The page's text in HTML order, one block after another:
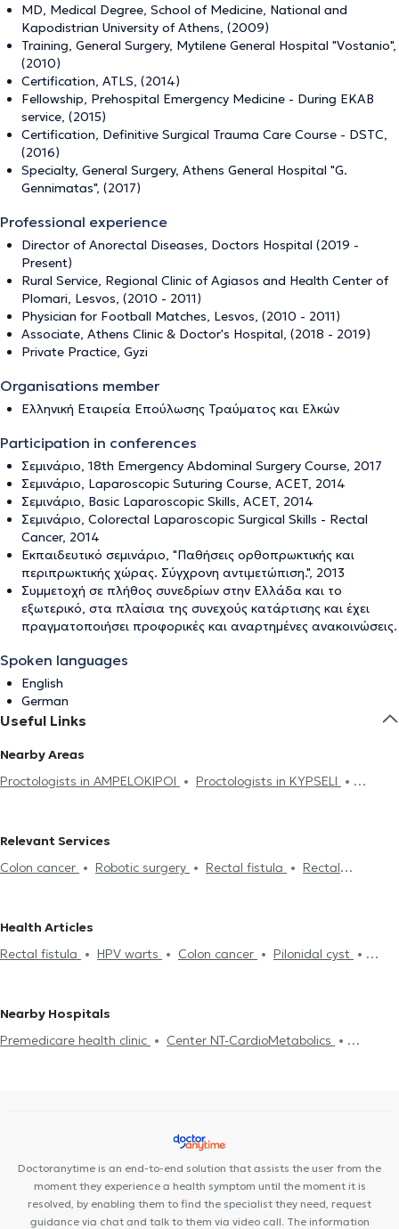
MD, Medical Degree, School of Medicine, National and
Kapodistrian University of Athens, (2009)
Training, General Surgery, Mytilene General Hospital "Vostanio",
(2010)
Certification, ATLS, (2014)
Fellowship, Prehospital Emergency Medicine - During EKAB
service, (2015)
Certification, Definitive Surgical Trauma Care Course - DSTC,
(2016)
Specialty, General Surgery, Athens General Hospital "G.
Gennimatas", (2017)
Professional experience
Director of Anorectal Diseases, Doctors Hospital (2019 -
Present)
Rural Service, Regional Clinic of Agiasos and Health Center of
Plomari, Lesvos, (2010 - 2011)
Physician for Football Matches, Lesvos, (2010 - 2011)
Associate, Athens Clinic & Doctor's Hospital, (2018 - 2019)
Private Practice, Gyzi
Organisations member
Ελληνική Εταιρεία Επούλωσης Τραύματος και Ελκών
Participation in conferences
Σεμινάριο, 18th Emergency Abdominal Surgery Course, 2017
Σεμινάριο, Laparoscopic Suturing Course, ACET, 2014
Σεμινάριο, Basic Laparoscopic Skills, ACET, 2014
Σεμινάριο, Colorectal Laparoscopic Surgical Skills - Rectal
Cancer, 2014
Εκπαιδευτικό σεμινάριο, "Παθήσεις ορθοπρωκτικής και
περιπρωκτικής χώρας. Σύγχρονη αντιμετώπιση.", 2013
Συμμετοχή σε πλήθος συνεδρίων στην Ελλάδα και το
εξωτερικό, στα πλαίσια της συνεχούς κατάρτισης και έχει
πραγματοποιήσει προφορικές και αναρτημένες ανακοινώσεις.
Spoken languages
English
German
Useful Links
Nearby Areas
Proctologists in AMPELOKIPOI
Proctologists in KYPSELI
Proctologists in PATISIA
Proctologists in CHOLARGOS
Proctologists in MAROUSI
Relevant Services
Colon cancer
Robotic surgery Rectal fistula
Rectal
Health Articles
Rectal fistula
HPV warts Colon cancer
Pilonidal cyst
Nearby Hospitals
Premedicare health clinic
Center NT-CardioMetabolics
Doctoranytime is an end-to-end solution that assists the user from the
moment they experience a health symptom until the moment it is
resolved, by enabling them to find the specialist they need, request
guidance via chat and talk to them via video call. The information